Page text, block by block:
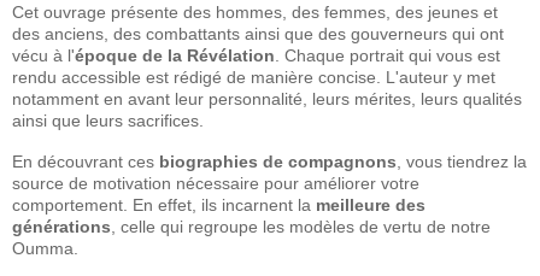
Cet ouvrage présente des hommes, des femmes, des jeunes et
des anciens, des combattants ainsi que des gouverneurs qui ont
vécu à l'époque de la Révélation . Chaque portrait qui vous est
rendu accessible est rédigé de manière concise. L'auteur y met
notamment en avant leur personnalité, leurs mérites, leurs qualités
ainsi que leurs sacrifices.
En découvrant ces biographies de compagnons , vous tiendrez la
source de motivation nécessaire pour améliorer votre
comportement. En effet, ils incarnent la meilleure des
générations , celle qui regroupe les modèles de vertu de notre
Oumma.